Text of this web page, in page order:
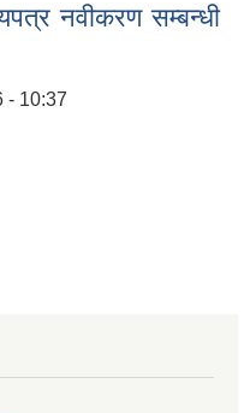
नवीकरण सम्बन्धी
- 10:37